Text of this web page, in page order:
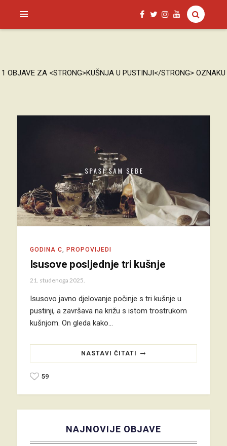
SAGUD.XYZ
1 OBJAVE ZA <STRONG>KUŠNJA U PUSTINJI</STRONG> OZNAKU
GODINA C PROPOVIJEDI
Isusove posljednje tri kušnje
21. studenoga 2025.
Isusovo javno djelovanje počinje s tri kušnje u
pustinji, a završava na križu s istom trostrukom
kušnjom. On gleda kako…
NASTAVI ČITATI
59
NAJNOVIJE OBJAVE